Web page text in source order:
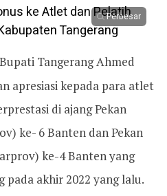
Perbesar
Bupati Tangerang Ahmed
apresiasi kepada para atlet
di ajang Pekan
ke- 6 Banten dan Pekan
ke-4 Banten yang
pada akhir 2022 yang lalu.